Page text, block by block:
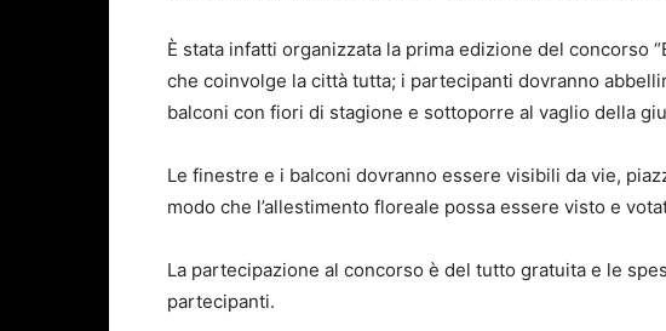
È stata infatti organizzata la prima edizione del concorso
che coinvolge la città tutta; i partecipanti dovranno
balconi con fiori di stagione e sottoporre al vaglio della
Le finestre e i balconi dovranno essere visibili da vie,
modo che l’allestimento floreale possa essere visto e
La partecipazione al concorso è del tutto gratuita e le
partecipanti.